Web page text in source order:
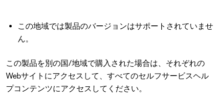
この地域では製品のバージョンはサポートされていませ
ん。
この製品を別の国/地域で購入された場合は、それぞれの
Webサイトにアクセスして、すべてのセルフサービスヘル
プコンテンツにアクセスしてください。